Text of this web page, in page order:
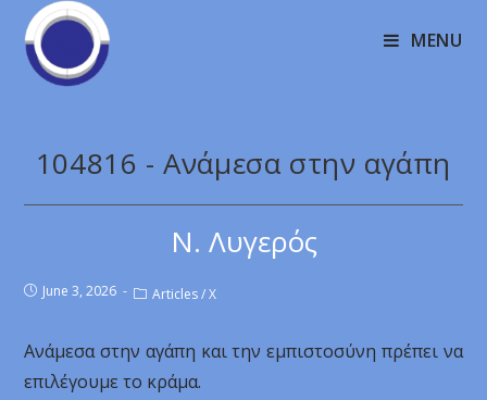
MENU
104816 - Ανάμεσα στην αγάπη
Ν. Λυγερός
June 3, 2026 Articles / X
Ανάμεσα στην αγάπη και την εμπιστοσύνη πρέπει να
επιλέγουμε το κράμα.